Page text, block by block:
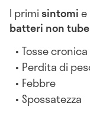
I primisintomie
batteri non
Tosse cronica
Perdita di
Febbre
Spossatezza